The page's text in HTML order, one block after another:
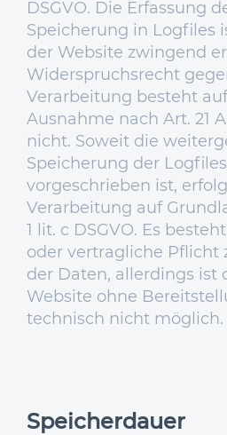
DSGVO. Die Erfassung
Speicherung in Logfiles
der Website zwingend
Widerspruchsrecht
Verarbeitung besteht
Ausnahme nach Art. 21
nicht. Soweit die
Speicherung der
vorgeschrieben ist,
Verarbeitung auf
1 lit. c DSGVO. Es
oder vertragliche Pflicht
der Daten, allerdings ist
Website ohne
technisch nicht möglich.
Speicherdauer